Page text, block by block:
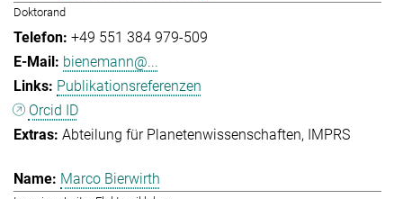
Doktorand
+49 551 384 979-509
bienemann@...
Publikationsreferenzen
Orcid ID
Abteilung für Planetenwissenschaften IMPRS
Marco Bierwirth